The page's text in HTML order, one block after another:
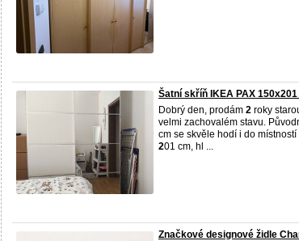
Šatní skříň IKEA PAX
Dobrý den, prodám 2 roky
velmi zachovalém stavu.
cm se skvěle hodí i do
201 cm, hl ...
Značkové designové židle